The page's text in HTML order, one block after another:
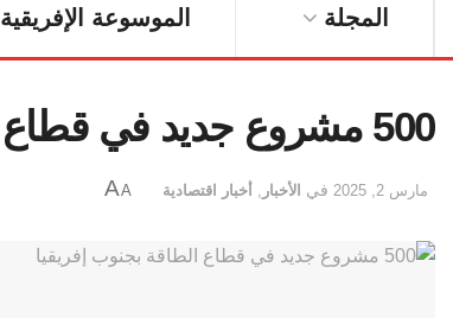
المجلة الموسوعة الإفريقية
500 مشروع جديد في قطاع الطاقة بجنوب إفريقيا
مارس 2, 2025 في الأخبار أخبار اقتصادية A
A